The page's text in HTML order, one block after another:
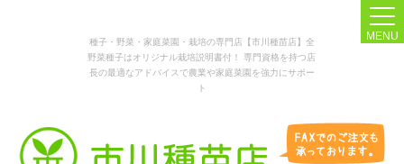
種子・野菜・家庭菜園・栽培の専門店【市川種苗店】全
野菜種子はオリジナル栽培説明書付！ 専門資格を持つ店
長の最適なアドバイスで農業や家庭菜園を強力にサポー
ト
MENU